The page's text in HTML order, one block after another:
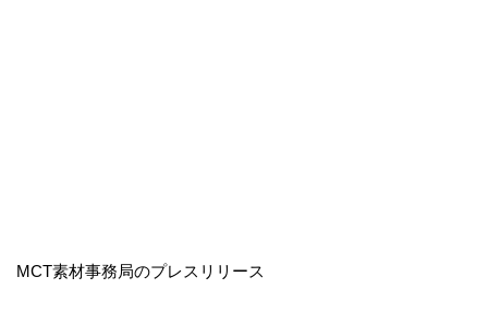
MCT素材事務局のプレスリリース